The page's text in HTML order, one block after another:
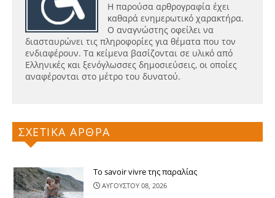
Η παρούσα αρθρογραφία έχει
καθαρά ενημερωτικό χαρακτήρα.
Ο αναγνώστης οφείλει να
διασταυρώνει τις πληροφορίες για θέματα που τον
ενδιαφέρουν. Τα κείμενα βασίζονται σε υλικό από
Ελληνικές και ξενόγλωσσες δημοσιεύσεις, οι οποίες
αναφέρονται στο μέτρο του δυνατού.
ΣΧΕΤΙΚΑ ΑΡΘΡΑ
Το savoir vivre της παραλίας
ΑΥΓΟΥΣΤΟΥ 08, 2026